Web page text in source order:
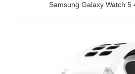
Samsung Galaxy Watch 5